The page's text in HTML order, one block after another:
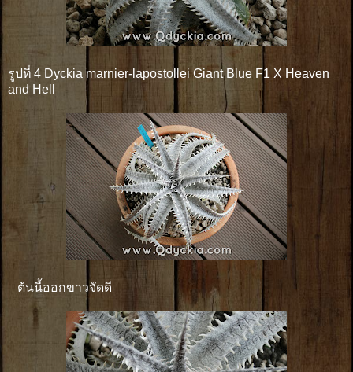
รูปที่ 4 Dyckia marnier-lapostollei Giant Blue F1 X Heaven
and Hell
ต้นนี้ออกขาวจัดดี